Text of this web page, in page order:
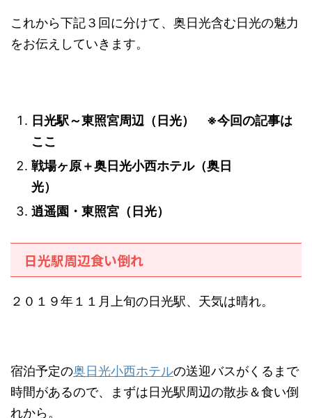
これから下記３回に分けて、奥日光含む日光の魅力
をお伝えしていきます。
日光駅～東照宮周辺（日光） ※今回の記事は
ここ
戦場ヶ原＋奥日光小西ホテル（奥日
光）
逍遥園・東照宮（日光）
日光駅周辺食い倒れ
２０１９年１１月上旬の日光駅、天気は晴れ。
宿泊予定の奥日光小西ホテルの送迎バスがくるまで
時間があるので、まずは日光駅周辺の散歩＆食い倒
れから。